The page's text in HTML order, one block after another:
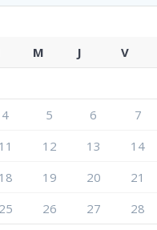
M J V
4 5 6 7
11 12 13 14
18 19 20 21
25 26 27 28